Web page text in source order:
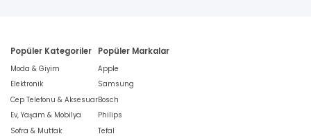
Popüler Kategoriler
Moda & Giyim
Elektronik
Cep Telefonu & Aksesuar
Ev, Yaşam & Mobilya
Sofra & Mutfak
Popüler Markalar
Apple
Samsung
Bosch
Philips
Tefal